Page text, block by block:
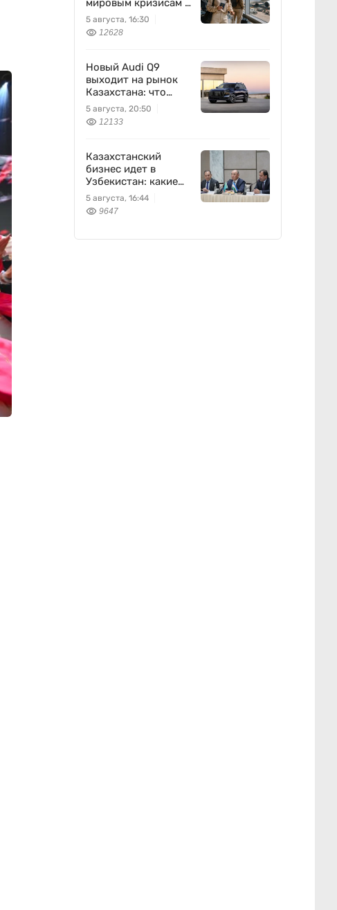
мировым кризисам в
авиации
5 августа, 16:30
12628
Новый Audi Q9
выходит на рынок
Казахстана: что
известно
5 августа, 20:50
12133
Казахстанский
бизнес идет в
Узбекистан: какие
проекты готовят
5 августа, 16:44
9647